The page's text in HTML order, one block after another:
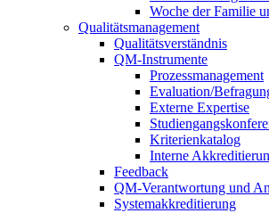
Woche der Familie
Qualitätsmanagement
Qualitätsverständnis
QM-Instrumente
Prozessmanagement
Evaluation/
Externe Expertise
Kriterienkatalog
Interne
Feedback
QM-Verantwortung und
Systemakkreditierung